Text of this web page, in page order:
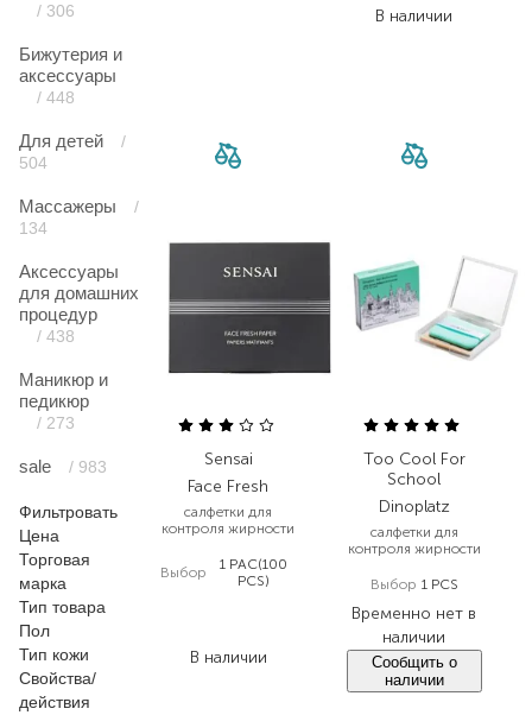
/ 306
Бижутерия и
аксессуары
/ 448
Для детей
/
504
Массажеры
/
134
Аксессуары
для домашних
процедур
/ 438
Маникюр и
педикюр
/ 273
sale / 983
Фильтровать
Цена
Торговая
марка
Тип товара
Пол
Тип кожи
Свойства/
действия
В наличии
Sensai
Face Fresh
салфетки для
контроля жирности
Выбор
1 PAC(100
PCS)
В наличии
Too Cool For
School
Dinoplatz
салфетки для
контроля жирности
Выбор 1 PCS
Временно нет в
наличии
Сообщить о
наличии